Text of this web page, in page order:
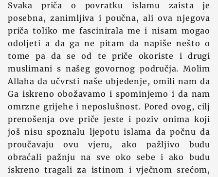
Svaka priča o povratku islamu zaista je
posebna, zanimljiva i poučna, ali ova njegova
priča toliko me fascinirala me i nisam mogao
odoljeti a da ga ne pitam da napiše nešto o
tome pa da se od te priče okoriste i drugi
muslimani s našeg govornog područja. Molim
Allaha da učvrsti naše ubjeđenje, omili nam da
Ga iskreno obožavamo i spominjemo i da nam
omrzne grijehe i neposlušnost. Pored ovog, cilj
prenošenja ove priče jeste i poziv onima koji
još nisu spoznalu ljepotu islama da počnu da
proučavaju ovu vjeru, ako pažljivo budu
obraćali pažnju na sve oko sebe i ako budu
iskreno tragali za istinom i vječnom srećom,